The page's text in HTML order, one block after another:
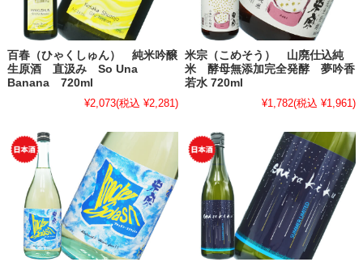
百春（ひゃくしゅん） 純米吟醸
生原酒 直汲み So Una
Banana 720ml
¥2,073(税込 ¥2,281)
米宗（こめそう） 山廃仕込純
米 酵母無添加完全発酵 夢吟香
若水 720ml
¥1,782(税込 ¥1,961)